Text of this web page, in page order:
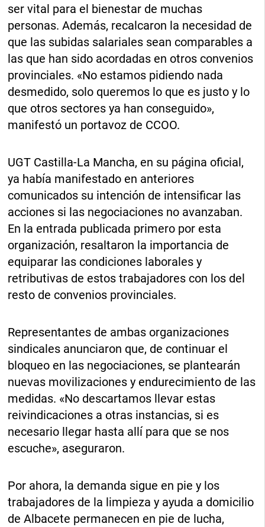
ser vital para el bienestar de muchas
personas. Además, recalcaron la necesidad de
que las subidas salariales sean comparables a
las que han sido acordadas en otros convenios
provinciales. «No estamos pidiendo nada
desmedido, solo queremos lo que es justo y lo
que otros sectores ya han conseguido»,
manifestó un portavoz de CCOO.
UGT Castilla-La Mancha, en su página oficial,
ya había manifestado en anteriores
comunicados su intención de intensificar las
acciones si las negociaciones no avanzaban.
En la entrada publicada primero por esta
organización, resaltaron la importancia de
equiparar las condiciones laborales y
retributivas de estos trabajadores con los del
resto de convenios provinciales.
Representantes de ambas organizaciones
sindicales anunciaron que, de continuar el
bloqueo en las negociaciones, se plantearán
nuevas movilizaciones y endurecimiento de las
medidas. «No descartamos llevar estas
reivindicaciones a otras instancias, si es
necesario llegar hasta allí para que se nos
escuche», aseguraron.
Por ahora, la demanda sigue en pie y los
trabajadores de la limpieza y ayuda a domicilio
de Albacete permanecen en pie de lucha,